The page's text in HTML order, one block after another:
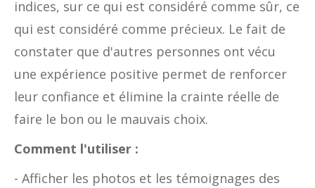
indices, sur ce qui est considéré comme sûr, ce
qui est considéré comme précieux. Le fait de
constater que d'autres personnes ont vécu
une expérience positive permet de renforcer
leur confiance et élimine la crainte réelle de
faire le bon ou le mauvais choix.
Comment l'utiliser :
- Afficher les photos et les témoignages des